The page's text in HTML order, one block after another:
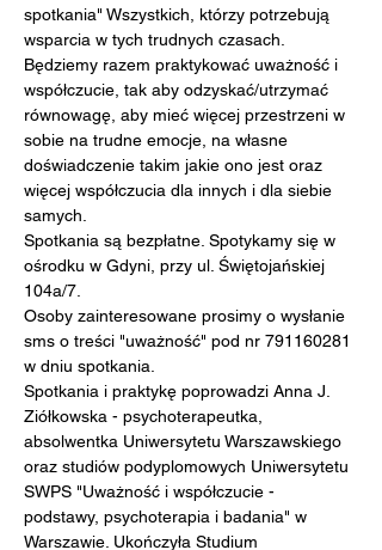
spotkania" Wszystkich, którzy potrzebują
wsparcia w tych trudnych czasach.
Będziemy razem praktykować uważność i
współczucie, tak aby odzyskać/utrzymać
równowagę, aby mieć więcej przestrzeni w
sobie na trudne emocje, na własne
doświadczenie takim jakie ono jest oraz
więcej współczucia dla innych i dla siebie
samych.
Spotkania są bezpłatne. Spotykamy się w
ośrodku w Gdyni, przy ul. Świętojańskiej
104a/7.
Osoby zainteresowane prosimy o wysłanie
sms o treści "uważność" pod nr 791160281
w dniu spotkania.
Spotkania i praktykę poprowadzi Anna J.
Ziółkowska - psychoterapeutka,
absolwentka Uniwersytetu Warszawskiego
oraz studiów podyplomowych Uniwersytetu
SWPS "Uważność i współczucie -
podstawy, psychoterapia i badania" w
Warszawie. Ukończyła Studium